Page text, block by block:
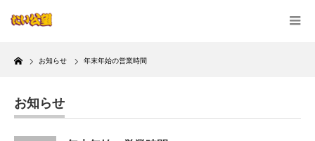
Home
お知らせ 年末年始の営業時間
お知らせ